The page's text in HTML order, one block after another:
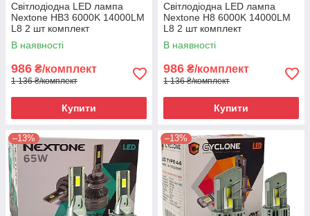
Світлодіодна LED лампа
Nextone HB3 6000K 14000LM
L8 2 шт комплект
В наявності
986 ₴/комплект
1 136 ₴/комплект
Купити
Світлодіодна LED лампа
Nextone H8 6000K 14000LM
L8 2 шт комплект
В наявності
986 ₴/комплект
1 136 ₴/комплект
Купити
–13% –13%